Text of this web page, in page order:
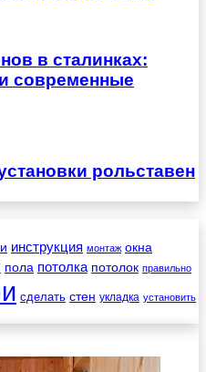
в сталинках:
современные
рольставен
инструкция монтаж окна
пола потолка потолок правильно
сделать стен укладка установить